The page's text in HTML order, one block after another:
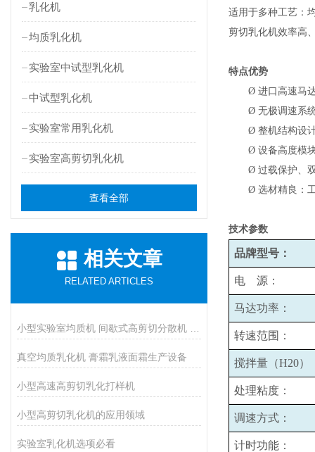
乳化机
均质乳化机
实验室中试型乳化机
中试型乳化机
实验室常用乳化机
实验室高剪切乳化机
查看全部
相关文章
RELATED ARTICLES
真空均质乳化机 膏霜乳液面霜生产设备
小型高速高剪切乳化打样机
小型高剪切乳化机的应用领域
实验室乳化机选项必看
适用于多种工艺：
剪切乳化机效率高
特点优势
Ø 进口高速马
Ø 无极调速系
Ø 整机结构设
Ø 设备高度模
Ø 过载保护、
Ø 选材精良：
技术参数
品牌型号：
电 源：
马达功率：
转速范围：
搅拌量（H20）
处理粘度：
调速方式：
计时功能：